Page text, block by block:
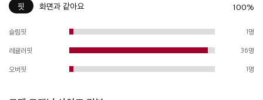
핏 화면과 같아요 100%
슬림핏 1명
레귤러핏 36명
오버핏 1명